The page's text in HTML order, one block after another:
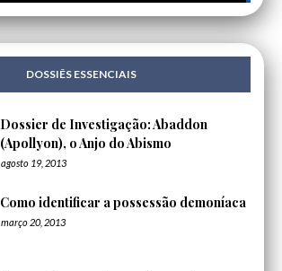
DOSSIÊS ESSENCIAIS
Dossier de Investigação: Abaddon
(Apollyon), o Anjo do Abismo
agosto 19, 2013
Como identificar a possessão demoníaca
março 20, 2013